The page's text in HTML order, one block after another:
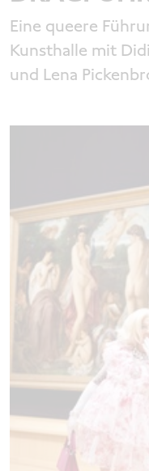
Eine queere
Kunsthalle mit
und Lena